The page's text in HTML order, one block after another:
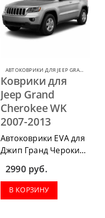
,КОВРИКИ ДЛЯ JEEP АВТОКОВРИКИ ДЛЯ JEEP GRAND CHEROKEE
Коврики для
Jeep Grand
Cherokee WK
2007-2013
Автоковрики EVA для
Джип Гранд Чероки
WK 2007-2013 можно
приобрести в
комплектации:
водительский коврик,
2990 руб.
В КОРЗИНУ